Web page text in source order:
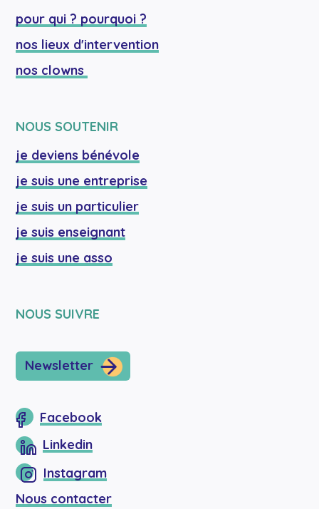
pour qui ? pourquoi ?
nos lieux d'intervention
nos clowns
NOUS SOUTENIR
je deviens bénévole
je suis une entreprise
je suis un particulier
je suis enseignant
je suis une asso
NOUS SUIVRE
Newsletter
Facebook
Linkedin
Instagram
Nous contacter